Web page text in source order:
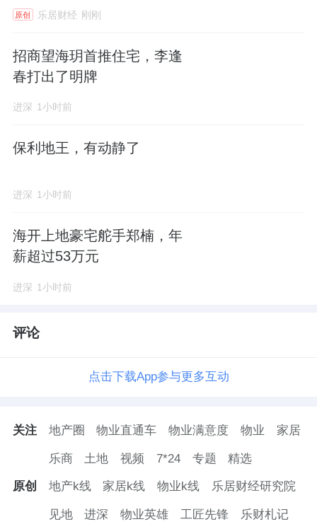
ETF（512730）；LOF A：（160631）；
风险提示：以上观点仅供参考，以上行业及个
合持仓。指数涨跌幅不代表基金涨跌幅。基金
实信用、勤勉尽职的原则管理和运用基金资
产，但不保证基金本金不受损失，不保证基金
一定盈利，也不保证最低收益。中国证监会对
资于本基金没有风险。过往业绩并不预示其未
来表现，基金管理人管理的其他基金的业绩不
构成本基金业绩表现的保证。投资者购买基金
金运作时间较短，不能反映股市发展的所有阶
段。基金有风险，投资须谨慎。
来源：有连云
原创 乐居财经 刚刚
招商望海玥首推住宅，李逢
春打出了明牌
进深 1小时前
保利地王，有动静了
进深 1小时前
海开上地豪宅舵手郑楠，年
薪超过53万元
进深 1小时前
评论
点击下载App参与更多互动
关注 地产圈 物业直通车 物业满意度 物业 家居
乐商 土地 视频 7*24 专题 精选
原创 地产k线 家居k线 物业k线 乐居财经研究院
见地 进深 物业英雄 工匠先锋 乐财札记